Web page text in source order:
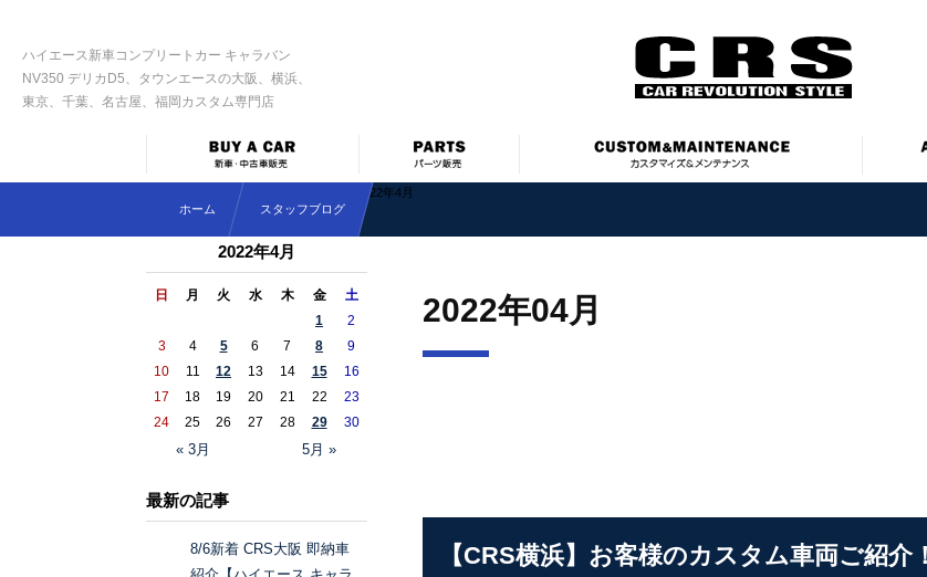
ハイエース新車コンプリートカー キャラバン
NV350 デリカD5、タウンエースの大阪、横浜、
東京、千葉、名古屋、福岡カスタム専門店
ホーム スタッフブログ
2022年4月
2022年04月
【CRS横浜】お客様のカスタム車両ご紹
2022年4月
日 月 火 水 木 金 土
« 3月 5月 »
1
2
3
4 5 6 7 8
9
10
11 12 13 14 15
16
17
18 19 20 21 22
23
24
25 26 27 28 29 30
最新の記事
8/6新着 CRS大阪 即納車